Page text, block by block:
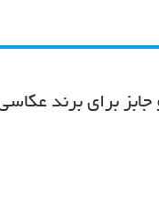
جابز برای برند